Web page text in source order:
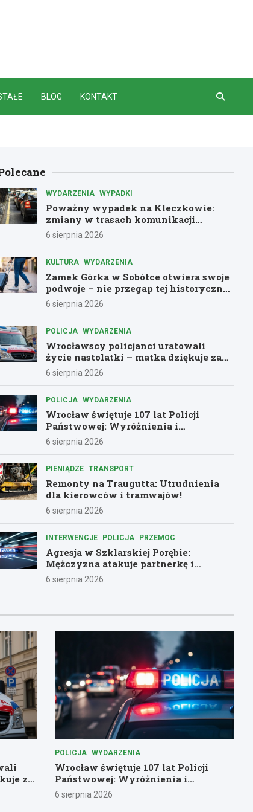
BLOG KONTAKT
WYDARZENIA WYPADKI
Poważny wypadek na Kleczkowie:
zmiany w trasach komunikacji
miejskiej
6 sierpnia 2026
KULTURA WYDARZENIA
Zamek Górka w Sobótce otwiera swoje
podwoje – nie przegap tej historycznej
przygody!
6 sierpnia 2026
POLICJA WYDARZENIA
Wrocławscy policjanci uratowali
życie nastolatki – matka dziękuje za
pomoc
6 sierpnia 2026
POLICJA WYDARZENIA
Wrocław świętuje 107 lat Policji
Państwowej: Wyróżnienia i
podziękowania dla bohaterów służby
6 sierpnia 2026
PIENIĄDZE TRANSPORT
Remonty na Traugutta: Utrudnienia
dla kierowców i tramwajów!
6 sierpnia 2026
INTERWENCJE POLICJA PRZEMOC
Agresja w Szklarskiej Porębie:
Mężczyzna atakuje partnerkę i
policjantów butelką
6 sierpnia 2026
za
POLICJA WYDARZENIA
Wrocław świętuje 107 lat Policji
Państwowej: Wyróżnienia i
podziękowania dla bohaterów służby
6 sierpnia 2026